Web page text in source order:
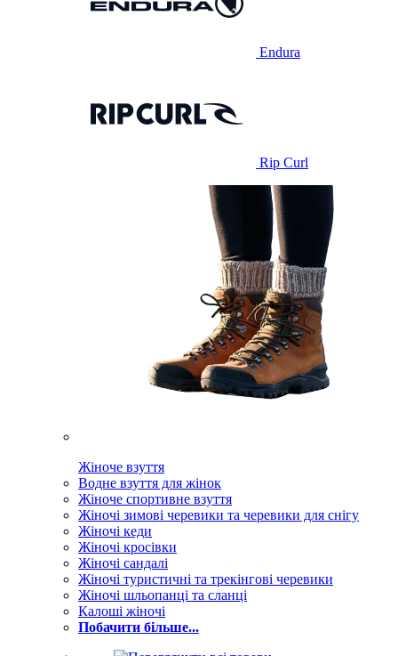
Endura
Rip Curl
Жіноче взуття
Водне взуття для жінок
Жіноче спортивне взуття
Жіночі зимові черевики та черевики для снігу
Жіночі кеди
Жіночі кросівки
Жіночі сандалі
Жіночі туристичні та трекінгові черевики
Жіночі шльопанці та сланці
Калоші жіночі
Побачити більше...